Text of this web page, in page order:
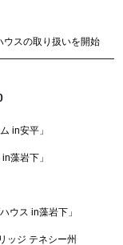
スの取り扱いを開始
in安平」
藻岩下」
ウス in藻岩下」
ッジ テネシー州